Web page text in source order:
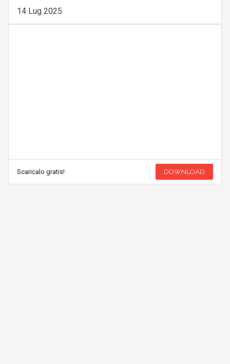
14 Lug 2025
Scaricalo gratis! DOWNLOAD